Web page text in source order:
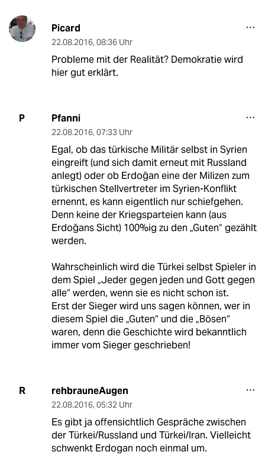
Picard
22.08.2016, 08:36 Uhr
Probleme mit der Realität? Demokratie wird
hier gut erklärt.
P Pfanni
22.08.2016, 07:33 Uhr
Egal, ob das türkische Militär selbst in Syrien
eingreift (und sich damit erneut mit Russland
anlegt) oder ob Erdoğan eine der Milizen zum
türkischen Stellvertreter im Syrien-Konflikt
ernennt, es kann eigentlich nur schiefgehen.
Denn keine der Kriegsparteien kann (aus
Erdoğans Sicht) 100%ig zu den „Guten“ gezählt
werden.
Wahrscheinlich wird die Türkei selbst Spieler in
dem Spiel „Jeder gegen jeden und Gott gegen
alle“ werden, wenn sie es nicht schon ist.
Erst der Sieger wird uns sagen können, wer in
diesem Spiel die „Guten“ und die „Bösen“
waren, denn die Geschichte wird bekanntlich
immer vom Sieger geschrieben!
R rehbrauneAugen
22.08.2016, 05:32 Uhr
Es gibt ja offensichtlich Gespräche zwischen
der Türkei/Russland und Türkei/Iran. Vielleicht
schwenkt Erdogan noch einmal um.